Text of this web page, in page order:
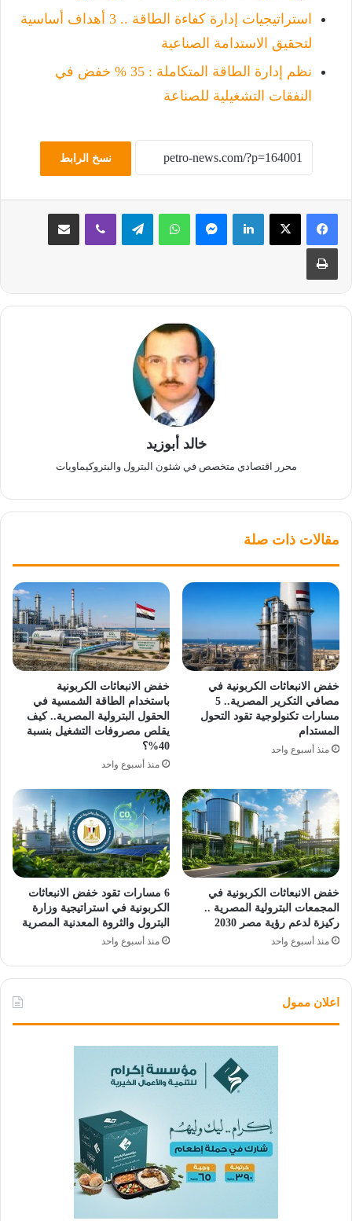
استراتيجيات إدارة كفاءة الطاقة .. 3 أهداف أساسية
لتحقيق الاستدامة الصناعية
نظم إدارة الطاقة المتكاملة : 35 % خفض في
النفقات التشغيلية للصناعة
نسخ الرابط
لينكدإن ماسنجر واتساب تيلقرام ڤايبر مشاركة عبر البريد
طباعة
خالد أبوزيد
محرر اقتصادي متخصص في شئون البترول والبتروكيماويات
مقالات ذات صلة
خفض الانبعاثات الكربونية في
مصافي التكرير المصرية.. 5
مسارات تكنولوجية تقود التحول
المستدام
منذ أسبوع واحد
خفض الانبعاثات الكربونية
باستخدام الطاقة الشمسية في
الحقول البترولية المصرية.. كيف
يقلص مصروفات التشغيل بنسبة
40%؟
منذ أسبوع واحد
خفض الانبعاثات الكربونية في
المجمعات البترولية المصرية ..
ركيزة لدعم رؤية مصر 2030
منذ أسبوع واحد
6 مسارات تقود خفض الانبعاثات
الكربونية في استراتيجية وزارة
البترول والثروة المعدنية المصرية
منذ أسبوع واحد
اعلان ممول